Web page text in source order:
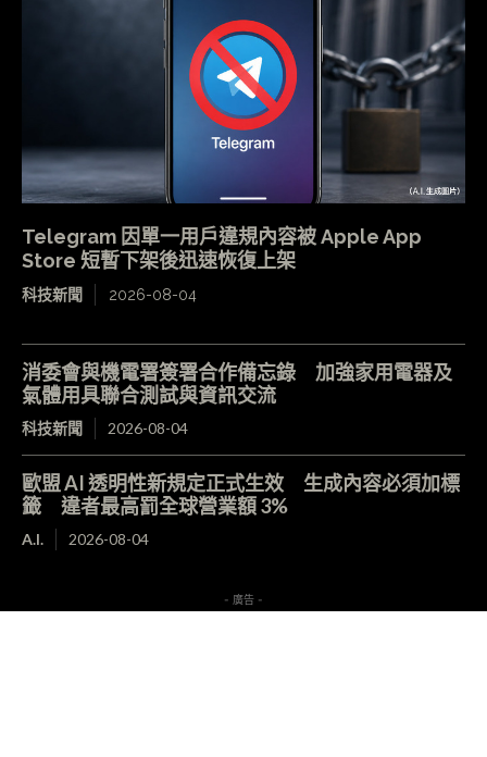
Telegram 因單一用戶違規內容被 Apple App
Store 短暫下架後迅速恢復上架
科技新聞 2026-08-04
消委會與機電署簽署合作備忘錄 加強家用電器及
氣體用具聯合測試與資訊交流
科技新聞 2026-08-04
歐盟 AI 透明性新規定正式生效 生成內容必須加標
籤 違者最高罰全球營業額 3%
A.I. 2026-08-04
- 廣告 -